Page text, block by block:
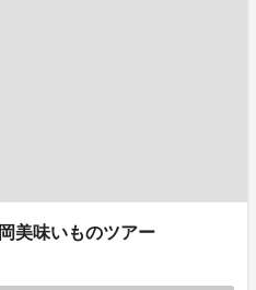
美味いものツアー